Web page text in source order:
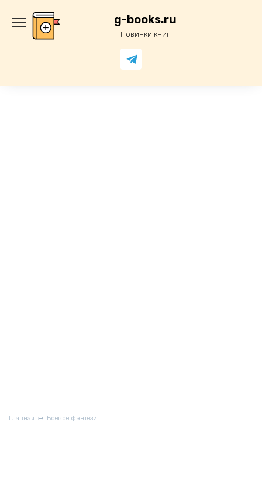
содержанию
g-books.ru
Новинки книг
Главная Боевое фэнтези